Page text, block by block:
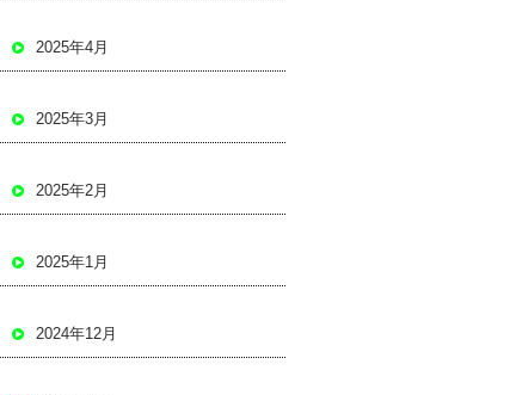
2025年4月
2025年3月
2025年2月
2025年1月
2024年12月